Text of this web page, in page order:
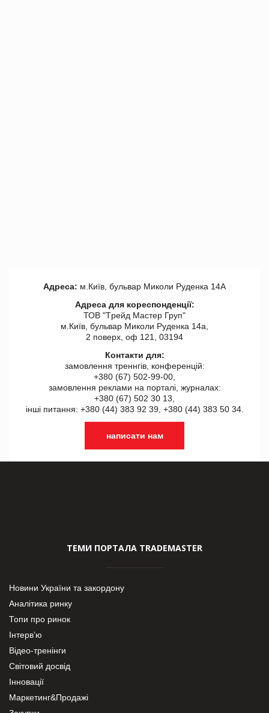
Адреса: м.Київ, бульвар Миколи Руденка 14А
Адреса для кореспонденції:
ТОВ "Tрейд Мастер Груп"
м.Київ, бульвар Миколи Руденка 14а,
2 поверх, оф 121, 03194
Контакти для:
замовлення треннгів, конференцій:
+380 (67) 502-99-00,
замовлення реклами на порталі, журналах:
+380 (67) 502 30 13,
інші питання: +380 (44) 383 92 39, +380 (44) 383 50 34.
написати нам
ТЕМИ ПОРТАЛА TRADEMASTER
Новини України та закордону
Аналітика ринку
Топи про ринок
Інтерв’ю
Відео-тренінги
Світовий досвід
Інновації
Маркетинг&Продажі